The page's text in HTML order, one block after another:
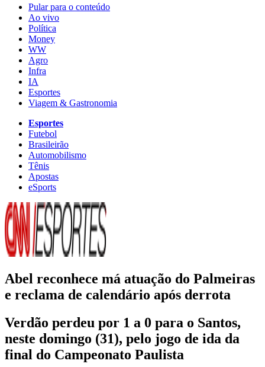
Pular para o conteúdo
Ao vivo
Política
Money
WW
Agro
Infra
IA
Esportes
Viagem & Gastronomia
Esportes
Futebol
Brasileirão
Automobilismo
Tênis
Apostas
eSports
Abel reconhece má atuação do Palmeiras
e reclama de calendário após derrota
Verdão perdeu por 1 a 0 para o Santos,
neste domingo (31), pelo jogo de ida da
final do Campeonato Paulista